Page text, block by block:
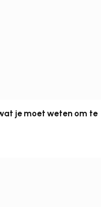
je moet weten om te